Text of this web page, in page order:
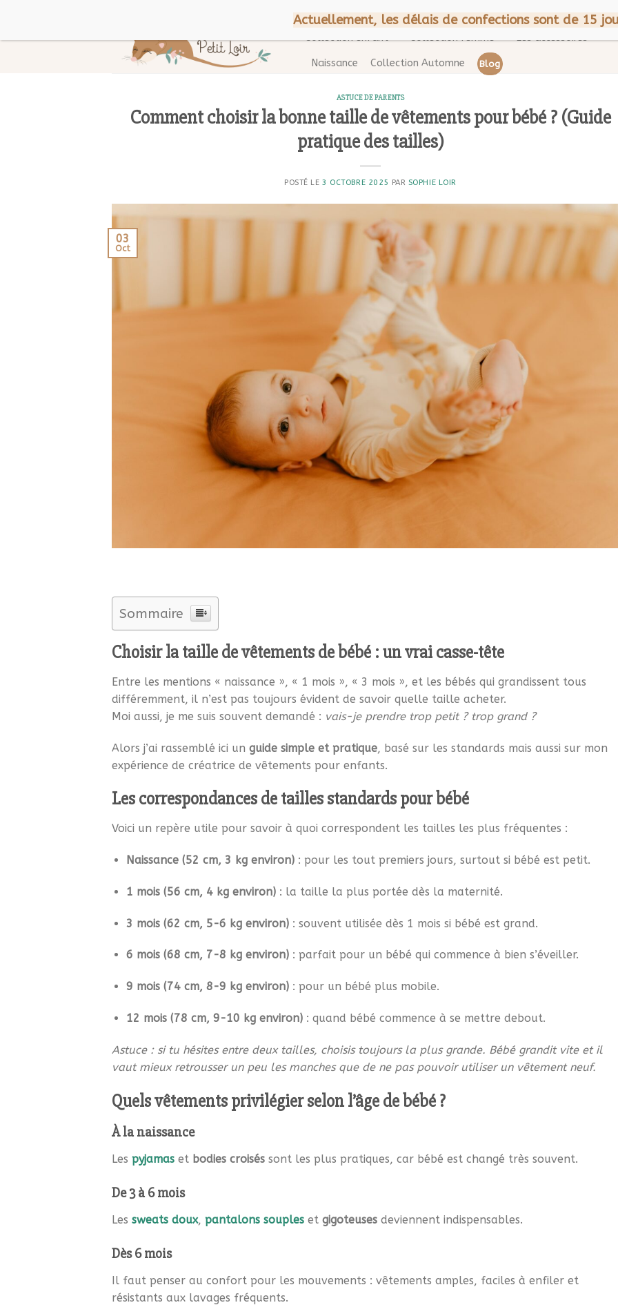
content
CGV Mentions légales A
Collection enfant Collection femme Les accessoires
Naissance Collection Automne Blog
ASTUCE DE PARENTS
Comment choisir la bonne taille de vêtements pour bébé ? (Guide
pratique des tailles)
POSTÉ LE3 OCTOBRE 2025 PAR SOPHIE LOIR
03
Oct
Sommaire
Choisir la taille de vêtements de bébé : un vrai casse-tête
Entre les mentions « naissance », « 1 mois », « 3 mois », et les bébés qui grandissent tous
différemment, il n’est pas toujours évident de savoir quelle taille acheter.
Moi aussi, je me suis souvent demandé : vais-je prendre trop petit ? trop grand ?
Alors j’ai rassemblé ici un guide simple et pratique, basé sur les standards mais aussi sur mon
expérience de créatrice de vêtements pour enfants.
Les correspondances de tailles standards pour bébé
Voici un repère utile pour savoir à quoi correspondent les tailles les plus fréquentes :
Naissance (52 cm, 3 kg environ): pour les tout premiers jours, surtout si bébé est petit.
1 mois (56 cm, 4 kg environ): la taille la plus portée dès la maternité.
3 mois (62 cm, 5-6 kg environ): souvent utilisée dès 1 mois si bébé est grand.
6 mois (68 cm, 7-8 kg environ): parfait pour un bébé qui commence à bien s’éveiller.
9 mois (74 cm, 8-9 kg environ): pour un bébé plus mobile.
12 mois (78 cm, 9-10 kg environ): quand bébé commence à se mettre debout.
Astuce : si tu hésites entre deux tailles, choisis toujours la plus grande. Bébé grandit vite et il
vaut mieux retrousser un peu les manches que de ne pas pouvoir utiliser un vêtement neuf.
Quels vêtements privilégier selon l’âge de bébé ?
À la naissance
Les pyjamas et bodies croisés sont les plus pratiques, car bébé est changé très souvent.
De 3 à 6 mois
Les sweats doux, pantalons souples et gigoteuses deviennent indispensables.
Dès 6 mois
Il faut penser au confort pour les mouvements : vêtements amples, faciles à enfiler et
résistants aux lavages fréquents.
Actuellement, les délais de confections sont de 15